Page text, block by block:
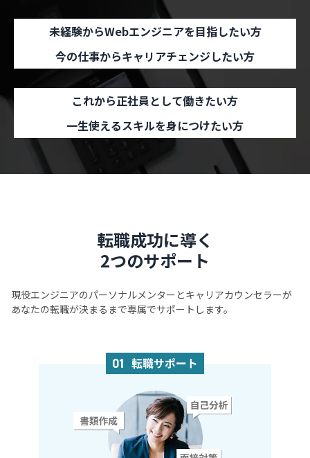
未経験からWebエンジニアを目指したい方
今の仕事からキャリアチェンジしたい方
これから正社員として働きたい方
一生使えるスキルを身につけたい方
転職成功に導く
2つのサポート
現役エンジニアのパーソナルメンターとキャリアカウンセラーが
あなたの転職が決まるまで専属でサポートします。